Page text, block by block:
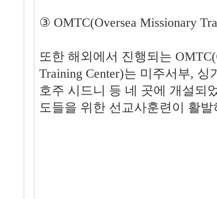
③ OMTC(Oversea Missionary
또한 해외에서 진행되는
Training Center)는 미주서부,
호주 시드니 등 네 곳에 개설되
도들을 위한 선교사훈련이 활